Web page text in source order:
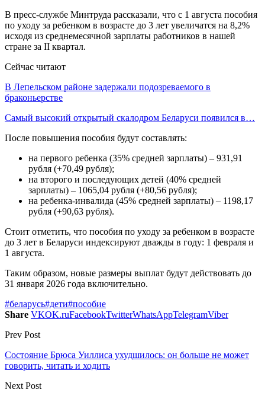
В пресс-службе Минтруда рассказали, что с 1 августа пособия
по уходу за ребенком в возрасте до 3 лет увеличатся на 8,2%
исходя из среднемесячной зарплаты работников в нашей
стране за II квартал.
Сейчас читают
В Лепельском районе задержали подозреваемого в
браконьерстве
Самый высокий открытый скалодром Беларуси появился в…
После повышения пособия будут составлять:
на первого ребенка (35% средней зарплаты) – 931,91
рубля (+70,49 рубля);
на второго и последующих детей (40% средней
зарплаты) – 1065,04 рубля (+80,56 рубля);
на ребенка-инвалида (45% средней зарплаты) – 1198,17
рубля (+90,63 рубля).
Стоит отметить, что пособия по уходу за ребенком в возрасте
до 3 лет в Беларуси индексируют дважды в году: 1 февраля и
1 августа.
Таким образом, новые размеры выплат будут действовать до
31 января 2026 года включительно.
#беларусь#дети#пособие
Share VKOK.ruFacebookTwitterWhatsAppTelegramViber
Prev Post
Состояние Брюса Уиллиса ухудшилось: он больше не может
говорить, читать и ходить
Next Post